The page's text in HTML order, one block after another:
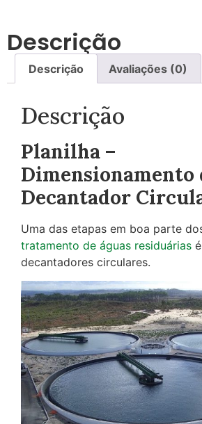
Descrição
Descrição Avaliações (0)
Descrição
Planilha –
Dimensionamento
Decantador
Uma das etapas em boa parte
tratamento de águas residuárias
decantadores circulares.